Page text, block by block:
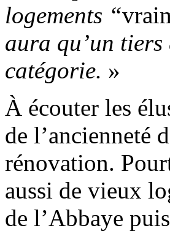
logements “
aura qu’un
catégorie. »
À écouter les
de l’ancienneté
rénovation.
aussi de vieux
de l’Abbaye